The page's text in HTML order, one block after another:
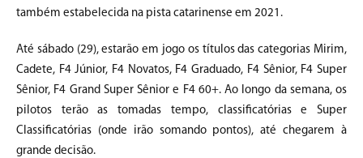
também estabelecida na pista catarinense em 2021.
Até sábado (29), estarão em jogo os títulos das categorias Mirim,
Cadete, F4 Júnior, F4 Novatos, F4 Graduado, F4 Sênior, F4 Super
Sênior, F4 Grand Super Sênior e F4 60+. Ao longo da semana, os
pilotos terão as tomadas tempo, classificatórias e Super
Classificatórias (onde irão somando pontos), até chegarem à
grande decisão.